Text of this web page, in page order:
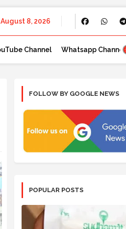
August 8, 2026
Channel Whatsapp Channel
FOLLOW BY GOOGLE NEWS
POPULAR POSTS